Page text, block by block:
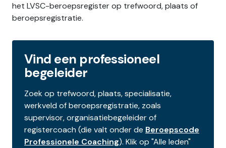
het LVSC-beroepsregister op trefwoord, plaats of
beroepsregistratie.
Vind een professioneel
begeleider
Zoek op trefwoord, plaats, specialisatie,
werkveld of beroepsregistratie, zoals
supervisor, organisatiebegeleider of
registercoach (die valt onder de Beroepscode
Professionele Coaching). Klik op "Alle leden"